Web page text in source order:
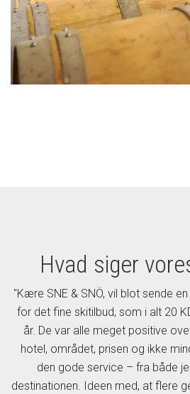
Hvad siger
"Kære SNE & SNÖ, vil blot sende
for det fine skitilbud, som i alt 20
år. De var alle meget positive
hotel, området, prisen og ikke
den gode service – fra både
destinationen. Ideen med, at flere